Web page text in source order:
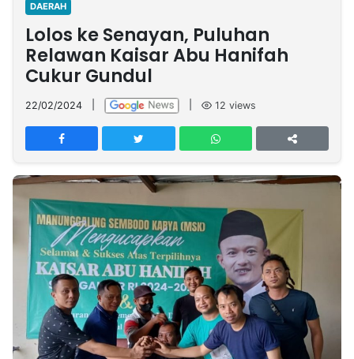
Nasional
International
Olahraga
Entertainment
Daerah
Pariwisata
Kuliner
Kolom
Network
PT
TREETAN
INDONESIA
Partner
Insight
NTB
Suara
Time
Lens
IDN
Daily
Jogja
Jalan
Rakyat
Idealita
News
Kita
Notice
Dinamikapost.com
Radar
Baru
Seedbacklink
Follow
Kabarbaru
DAERAH
Lolos ke Senayan, Puluhan
Relawan Kaisar Abu Hanifah
Cukur Gundul
22/02/2024 12 views